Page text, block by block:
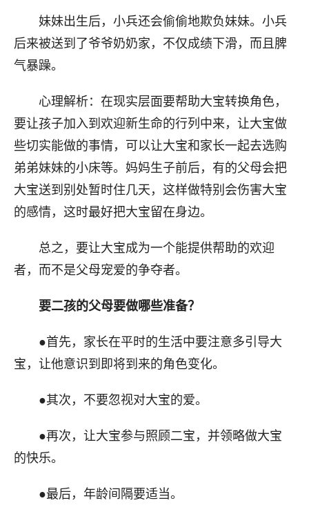
妹妹出生后，小兵还会偷偷地欺负妹妹。小兵
后来被送到了爷爷奶奶家，不仅成绩下滑，而且脾
气暴躁。
心理解析：在现实层面要帮助大宝转换角色，
要让孩子加入到欢迎新生命的行列中来，让大宝做
些切实能做的事情，可以让大宝和家长一起去选购
弟弟妹妹的小床等。妈妈生子前后，有的父母会把
大宝送到别处暂时住几天，这样做特别会伤害大宝
的感情，这时最好把大宝留在身边。
总之，要让大宝成为一个能提供帮助的欢迎
者，而不是父母宠爱的争夺者。
要二孩的父母要做哪些准备？
●首先，家长在平时的生活中要注意多引导大
宝，让他意识到即将到来的角色变化。
●其次，不要忽视对大宝的爱。
●再次，让大宝参与照顾二宝，并领略做大宝
的快乐。
●最后，年龄间隔要适当。